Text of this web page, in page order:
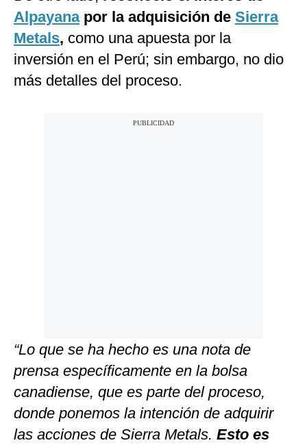
Alpayanapor la adquisición de Sierra
Metals, como una apuesta por la
inversión en el Perú; sin embargo, no dio
más detalles del proceso.
“Lo que se ha hecho es una nota de
prensa específicamente en la bolsa
canadiense, que es parte del proceso,
donde ponemos la intención de adquirir
las acciones de Sierra Metals. Esto es